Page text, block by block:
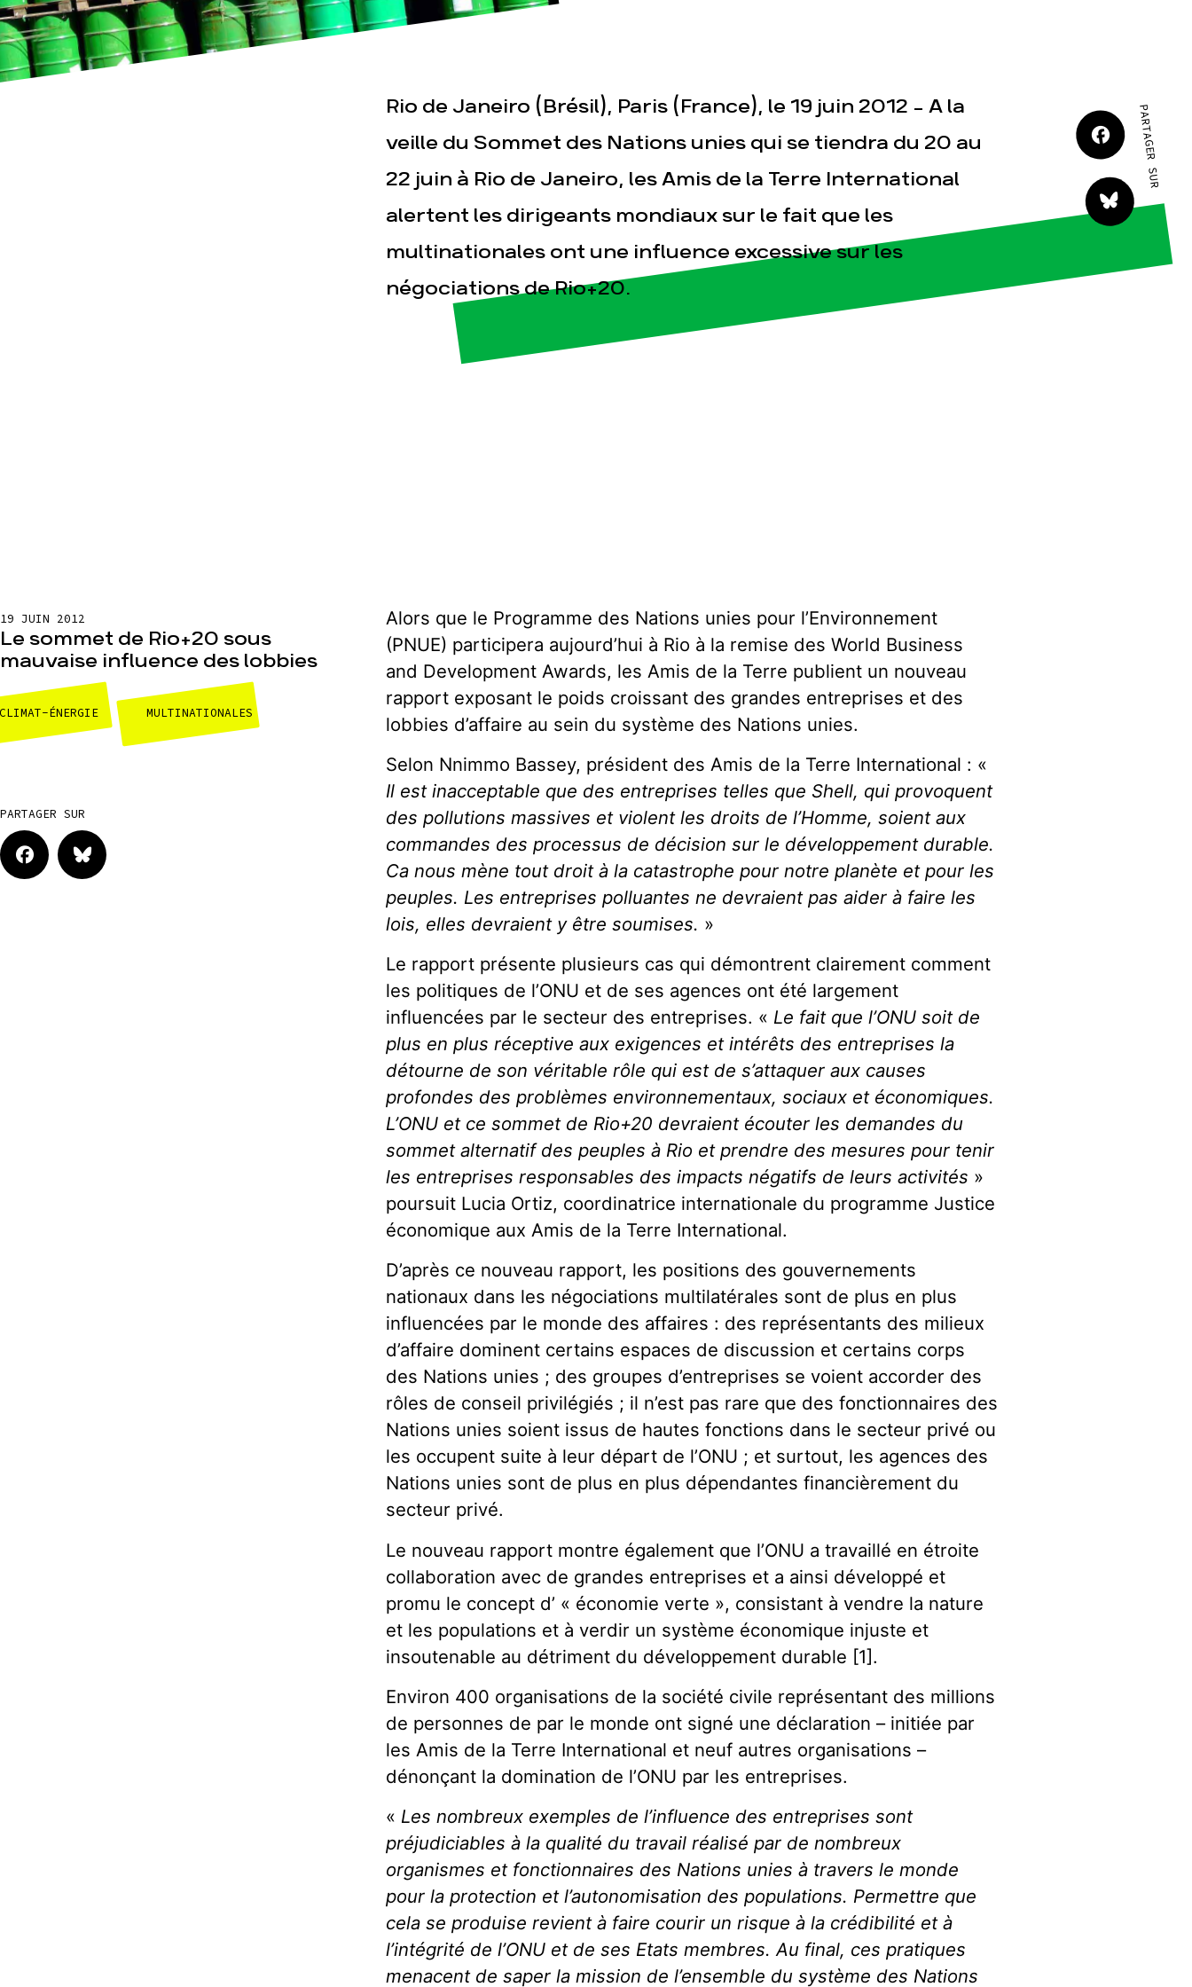
Espace presse Publications Contact
Rio de Janeiro (Brésil), Paris (France), le 19 juin 2012 - A la
veille du Sommet des Nations unies qui se tiendra du 20 au
22 juin à Rio de Janeiro, les Amis de la Terre International
alertent les dirigeants mondiaux sur le fait que les
multinationales ont une influence excessive sur les
négociations de Rio+20.
PARTAGER SUR
19 JUIN 2012
Le sommet de Rio+20 sous
mauvaise influence des lobbies
ÉNERGIE MULTINATIONALES
PARTAGER SUR
Alors que le Programme des Nations unies pour l’Environnement
(PNUE) participera aujourd’hui à Rio à la remise des World Business
and Development Awards, les Amis de la Terre publient un nouveau
rapport exposant le poids croissant des grandes entreprises et des
lobbies d’affaire au sein du système des Nations unies.
Selon Nnimmo Bassey, président des Amis de la Terre International : «
Il est inacceptable que des entreprises telles que Shell, qui provoquent
des pollutions massives et violent les droits de l’Homme, soient aux
commandes des processus de décision sur le développement durable.
Ca nous mène tout droit à la catastrophe pour notre planète et pour les
peuples. Les entreprises polluantes ne devraient pas aider à faire les
lois, elles devraient y être soumises. »
Le rapport présente plusieurs cas qui démontrent clairement comment
les politiques de l’ONU et de ses agences ont été largement
influencées par le secteur des entreprises. « Le fait que l’ONU soit de
plus en plus réceptive aux exigences et intérêts des entreprises la
détourne de son véritable rôle qui est de s’attaquer aux causes
profondes des problèmes environnementaux, sociaux et économiques.
L’ONU et ce sommet de Rio+20 devraient écouter les demandes du
sommet alternatif des peuples à Rio et prendre des mesures pour tenir
les entreprises responsables des impacts négatifs de leurs activités »
poursuit Lucia Ortiz, coordinatrice internationale du programme Justice
économique aux Amis de la Terre International.
D’après ce nouveau rapport, les positions des gouvernements
nationaux dans les négociations multilatérales sont de plus en plus
influencées par le monde des affaires : des représentants des milieux
d’affaire dominent certains espaces de discussion et certains corps
des Nations unies ; des groupes d’entreprises se voient accorder des
rôles de conseil privilégiés ; il n’est pas rare que des fonctionnaires des
Nations unies soient issus de hautes fonctions dans le secteur privé ou
les occupent suite à leur départ de l’ONU ; et surtout, les agences des
Nations unies sont de plus en plus dépendantes financièrement du
secteur privé.
Le nouveau rapport montre également que l’ONU a travaillé en étroite
collaboration avec de grandes entreprises et a ainsi développé et
promu le concept d’ « économie verte », consistant à vendre la nature
et les populations et à verdir un système économique injuste et
insoutenable au détriment du développement durable [1].
Environ 400 organisations de la société civile représentant des millions
de personnes de par le monde ont signé une déclaration – initiée par
les Amis de la Terre International et neuf autres organisations –
dénonçant la domination de l’ONU par les entreprises.
« Les nombreux exemples de l’influence des entreprises sont
préjudiciables à la qualité du travail réalisé par de nombreux
organismes et fonctionnaires des Nations unies à travers le monde
pour la protection et l’autonomisation des populations. Permettre que
cela se produise revient à faire courir un risque à la crédibilité et à
l’intégrité de l’ONU et de ses Etats membres. Au final, ces pratiques
menacent de saper la mission de l’ensemble du système des Nations